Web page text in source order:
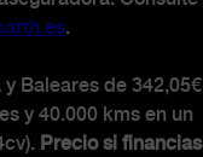
.
Baleares de 342,05€
y 40.000 kms en un
Precio si financias